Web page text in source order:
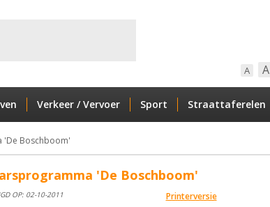
A A
Verkeer / Vervoer Sport Straattaferelen
'De Boschboom'
'De Boschboom'
Printerversie
OP: 02-10-2011